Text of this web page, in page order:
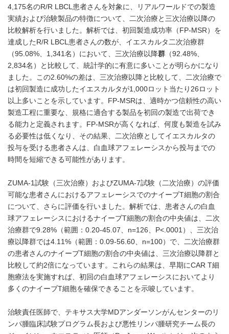
4,175名のR/R LBCL患者さんを対象に、リアルワールドでの製造
実績および治験製品の特徴について、二次治療と三次治療以降の
比較解析を行いました。解析では、初回製造成功率（FP-MSR）を
達成したR/R LBCL患者さんの数が、イエスカルタ二次治療群
（95.08%、1,341名）において、三次治療以降群 （92.48%、
2,834名）と比較して、統計学的に有意に多いことが明らかになり
ました。この2.60%の差は、三次治療以降と比較して、二次治療で
は初回製造に成功したイエスカルタが1,000ロット当たり26ロット
以上多いことを示しています。FP-MSRは、適時かつ信頼性の高い
製造工程に重要な、規格に適合する製品を初回の製造で出荷でき
る能力と定義されます。FP-MSRが高くなれば、何度も製造を試み
る必要性は低くなり、その結果、二次治療としてイエスカルタの
投与を受ける患者さんは、白血球アフェレーシスから投与までの
時間を短縮できる可能性があります。
ZUMA-1試験（三次治療）およびZUMA-7試験（二次治療）の評価
可能な患者さんにおけるアフェレーシスでのナイーブT細胞の割合
について、さらに評価を行いました。解析では、患者さんの白血
球アフェレーシスにおけるナイーブT細胞の割合の中央値は、二次
治療群で9.28%（範囲：0.20-45.07、n=126、P<.0001）、三次治
療以降群では4.11%（範囲：0.09-56.60、n=100）で、二次治療群
の患者さんのナイーブT細胞の割合の中央値は、三次治療以降群と
比較して約2倍になっています。これらの結果は、早期にCAR T細
胞療法を実施すれば、初回の白血球アフェレーシスにおいてより
多くのナイーブT細胞を確保できることを示唆しています。
治験責任医師で、テキサス大学MDアンダーソンがんセンターのリ
ンパ腫臨床試験プログラム長および悪性リンパ腫研究チーム長の